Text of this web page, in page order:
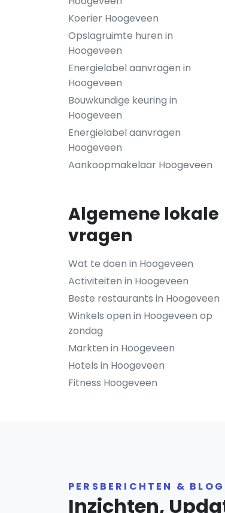
Koerier Hoogeveen
Opslagruimte huren in
Hoogeveen
Energielabel aanvragen in
Hoogeveen
Bouwkundige keuring in
Hoogeveen
Energielabel aanvragen
Hoogeveen
Aankoopmakelaar Hoogeveen
Algemene lokale
vragen
Wat te doen in Hoogeveen
Activiteiten in Hoogeveen
Beste restaurants in Hoogeveen
Winkels open in Hoogeveen op
zondag
Markten in Hoogeveen
Hotels in Hoogeveen
Fitness Hoogeveen
PERSBERICHTEN &
Inzichten,